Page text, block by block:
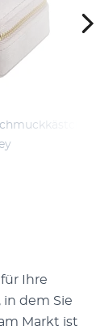
Ihre
dem Sie
Markt ist